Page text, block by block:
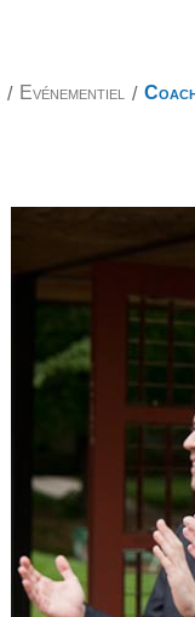
/ Evénementiel /